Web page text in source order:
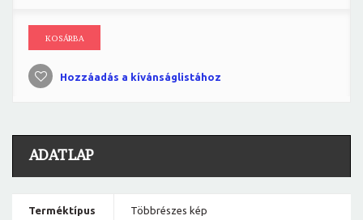
KOSÁRBA
Hozzáadás a kívánságlistához
ADATLAP
Terméktípus Többrészes kép